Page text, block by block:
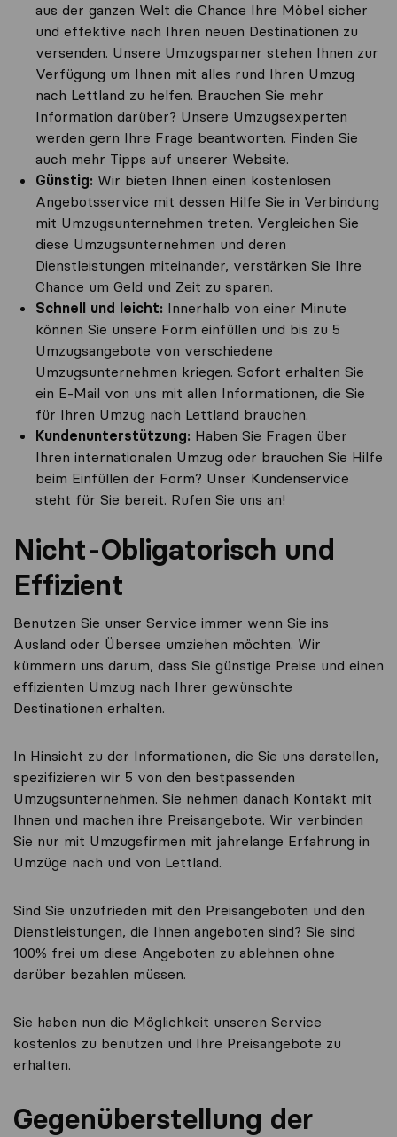
aus der ganzen Welt die Chance Ihre Möbel sicher
und effektive nach Ihren neuen Destinationen zu
versenden. Unsere Umzugsparner stehen Ihnen zur
Verfügung um Ihnen mit alles rund Ihren Umzug
nach Lettland zu helfen. Brauchen Sie mehr
Information darüber? Unsere Umzugsexperten
werden gern Ihre Frage beantworten. Finden Sie
auch mehr Tipps auf unserer Website.
Günstig: Wir bieten Ihnen einen kostenlosen
Angebotsservice mit dessen Hilfe Sie in Verbindung
mit Umzugsunternehmen treten. Vergleichen Sie
diese Umzugsunternehmen und deren
Dienstleistungen miteinander, verstärken Sie Ihre
Chance um Geld und Zeit zu sparen.
Schnell und leicht: Innerhalb von einer Minute
können Sie unsere Form einfüllen und bis zu 5
Umzugsangebote von verschiedene
Umzugsunternehmen kriegen. Sofort erhalten Sie
ein E-Mail von uns mit allen Informationen, die Sie
für Ihren Umzug nach Lettland brauchen.
Kundenunterstützung: Haben Sie Fragen über
Ihren internationalen Umzug oder brauchen Sie Hilfe
beim Einfüllen der Form? Unser Kundenservice
steht für Sie bereit. Rufen Sie uns an!
Nicht-Obligatorisch und
Effizient
Benutzen Sie unser Service immer wenn Sie ins
Ausland oder Übersee umziehen möchten. Wir
kümmern uns darum, dass Sie günstige Preise und einen
effizienten Umzug nach Ihrer gewünschte
Destinationen erhalten.
In Hinsicht zu der Informationen, die Sie uns darstellen,
spezifizieren wir 5 von den bestpassenden
Umzugsunternehmen. Sie nehmen danach Kontakt mit
Ihnen und machen ihre Preisangebote. Wir verbinden
Sie nur mit Umzugsfirmen mit jahrelange Erfahrung in
Umzüge nach und von Lettland.
Sind Sie unzufrieden mit den Preisangeboten und den
Dienstleistungen, die Ihnen angeboten sind? Sie sind
100% frei um diese Angeboten zu ablehnen ohne
darüber bezahlen müssen.
Sie haben nun die Möglichkeit unseren Service
kostenlos zu benutzen und Ihre Preisangebote zu
erhalten.
Gegenüberstellung der